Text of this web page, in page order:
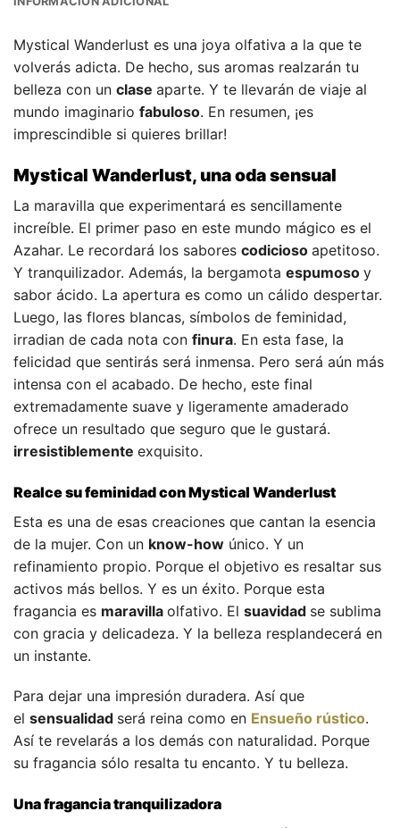
Mystical Wanderlust es una joya olfativa a la que te
volverás adicta. De hecho, sus aromas realzarán tu
belleza con un clase aparte. Y te llevarán de viaje al
mundo imaginario fabuloso. En resumen, ¡es
imprescindible si quieres brillar!
Mystical Wanderlust, una oda sensual
La maravilla que experimentará es sencillamente
increíble. El primer paso en este mundo mágico es el
Azahar. Le recordará los sabores codicioso apetitoso.
Y tranquilizador. Además, la bergamota espumoso y
sabor ácido. La apertura es como un cálido despertar.
Luego, las flores blancas, símbolos de feminidad,
irradian de cada nota con finura. En esta fase, la
felicidad que sentirás será inmensa. Pero será aún más
intensa con el acabado. De hecho, este final
extremadamente suave y ligeramente amaderado
ofrece un resultado que seguro que le gustará.
irresistiblemente exquisito.
Realce su feminidad con Mystical Wanderlust
Esta es una de esas creaciones que cantan la esencia
de la mujer. Con un know-how único. Y un
refinamiento propio. Porque el objetivo es resaltar sus
activos más bellos. Y es un éxito. Porque esta
fragancia es maravilla olfativo. El suavidad se sublima
con gracia y delicadeza. Y la belleza resplandecerá en
un instante.
Para dejar una impresión duradera. Así que
el sensualidad será reina como en Ensueño rústico.
Así te revelarás a los demás con naturalidad. Porque
su fragancia sólo resalta tu encanto. Y tu belleza.
Una fragancia tranquilizadora